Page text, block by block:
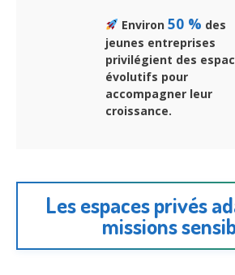
Environ 50 % des
jeunes entreprises
privilégient des
évolutifs pour
accompagner leur
croissance.
Les espaces privés
missions